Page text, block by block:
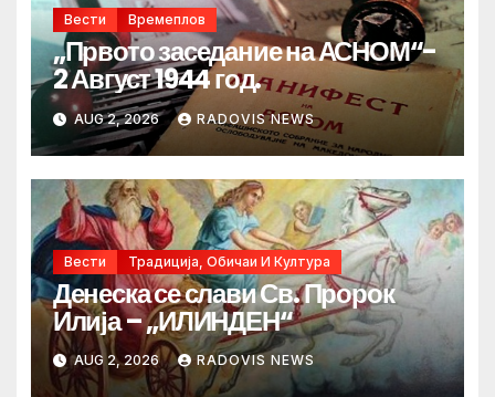
Вести Времеплов
„Првото заседание на АСНОМ“-
2 Август 1944 год.
AUG 2, 2026 RADOVIS NEWS
Вести Традиција, Обичаи И Култура
Денеска се слави Св. Пророк
Илија – „ИЛИНДЕН“
AUG 2, 2026 RADOVIS NEWS